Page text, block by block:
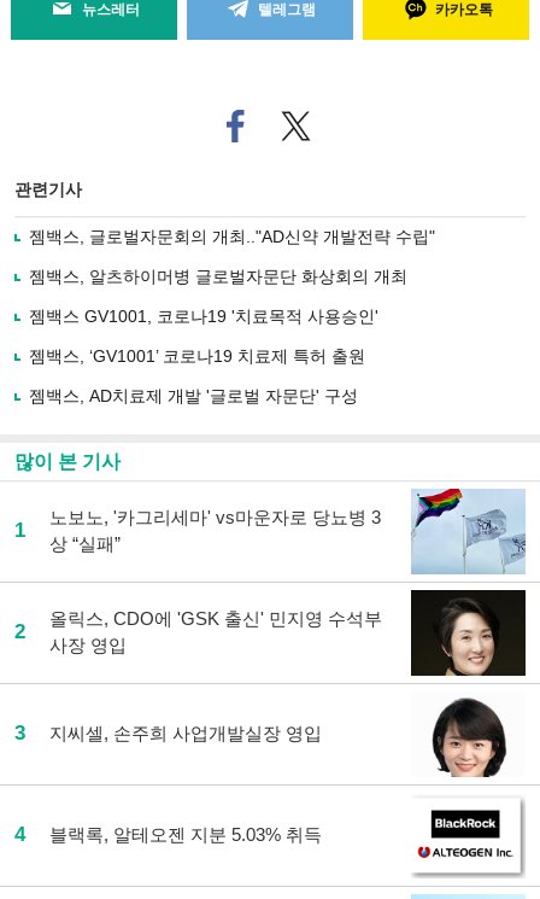
뉴스레터 텔레그램 카카오톡
페
이
로
기
사
유
기
트위
터로
관련기사
젬백스, 글로벌자문회의 개최.."AD신약 개발전략 수립"
젬백스, 알츠하이머병 글로벌자문단 화상회의 개최
젬백스 GV1001, 코로나19 '치료목적 사용승인'
젬백스, ‘GV1001’ 코로나19 치료제 특허 출원
젬백스, AD치료제 개발 '글로벌 자문단' 구성
많이 본 기사
1
노보노, '카그리세마' vs마운자로 당뇨병 3
상 “실패”
2
올릭스, CDO에 'GSK 출신' 민지영 수석부
사장 영입
3 지씨셀, 손주희 사업개발실장 영입
4 블랙록, 알테오젠 지분 5.03% 취득